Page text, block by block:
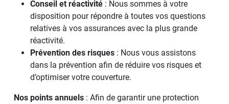
Conseil et réactivité : Nous sommes à votre
disposition pour répondre à toutes vos questions
relatives à vos assurances avec la plus grande
réactivité.
Prévention des risques : Nous vous assistons
dans la prévention afin de réduire vos risques et
d’optimiser votre couverture.
Nos points annuels : Afin de garantir une protection